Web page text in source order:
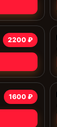
2200 ₽
1600 ₽